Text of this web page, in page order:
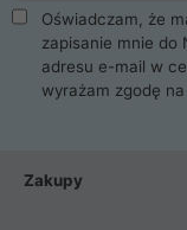
takie jak procesory,
dyski SSD, M.2
najlepszy zasilacz
Poza komputerami
Smartfony takich
wentylatory. Na
Oświadczam, że
zapisanie mnie do
adresu e-mail w
wyrażam zgodę
Zakupy